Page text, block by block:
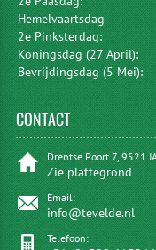
Hemelvaartsdag
2e Pinksterdag:
Koningsdag (27 April):
Bevrijdingsdag (5 Mei):
CONTACT
Drentse Poort 7, 9521
Zie plattegrond
Email:
info@tevelde.nl
Telefoon: